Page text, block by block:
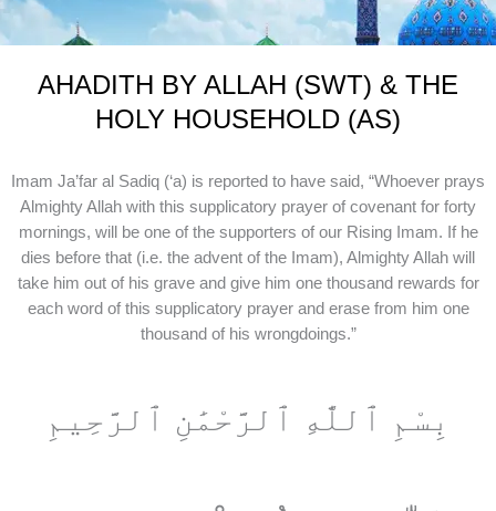
AHADITH BY ALLAH (SWT) & THE
HOLY HOUSEHOLD (AS)
Imam Ja’far al Sadiq (‘a) is reported to have said, “Whoever prays
Almighty Allah with this supplicatory prayer of covenant for forty
mornings, will be one of the supporters of our Rising Imam. If he
dies before that (i.e. the advent of the Imam), Almighty Allah will
take him out of his grave and give him one thousand rewards for
each word of this supplicatory prayer and erase from him one
thousand of his wrongdoings.”
بِسْمِ ٱللَّٰهِ ٱلرَّحْمَٰنِ ٱلرَّحِيمِ